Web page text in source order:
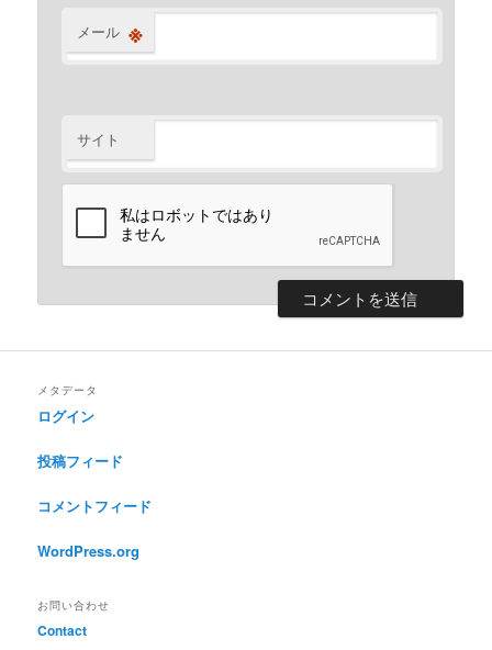
メール ※
サイト
メタデータ
ログイン
投稿フィード
コメントフィード
WordPress.org
お問い合わせ
Contact